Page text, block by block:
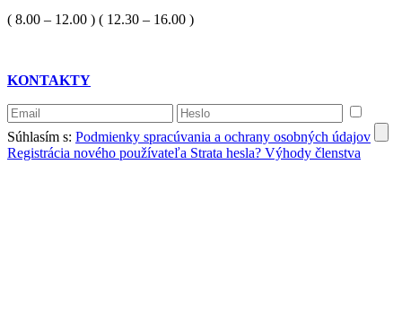
( 8.00 – 12.00 ) ( 12.30 – 16.00 )
KONTAKTY
Súhlasím s: Podmienky spracúvania a ochrany osobných údajov
Registrácia nového používateľa Strata hesla? Výhody členstva